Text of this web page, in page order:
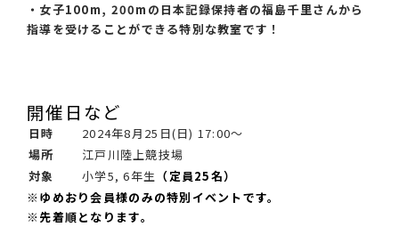
・女子100m, 200mの日本記録保持者の福島千里さんから
指導を受けることができる特別な教室です！
開催日など
日時
2024年8月25日(日) 17:00～
場所
江戸川陸上競技場
対象
小学5, 6年生 （定員25名）
※ゆめおり会員様のみの特別イベントです。
※先着順となります。